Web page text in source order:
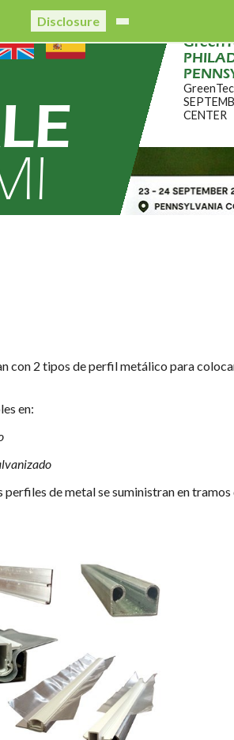
Disclosure
CENTER
con 2 tipos de perfil metálico para
en:
perfiles de metal se suministran en